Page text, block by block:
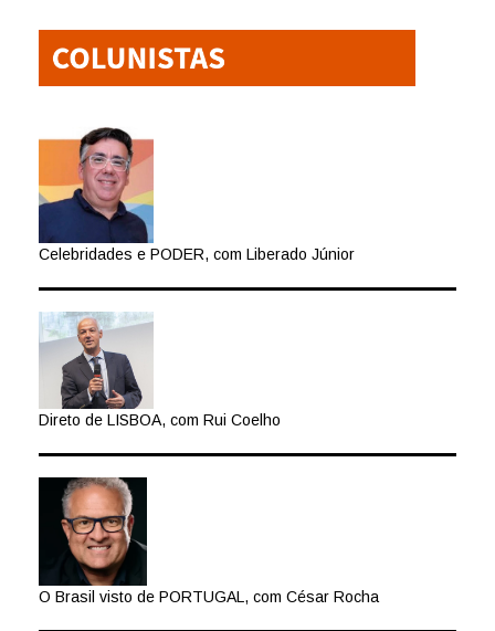
Celebridades e PODER, com Liberado Júnior
Direto de LISBOA, com Rui Coelho
O Brasil visto de PORTUGAL, com César Rocha